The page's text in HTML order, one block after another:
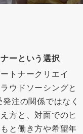
ーという選択
トナークリエイ
ウドソーシングと
注の関係ではなく
方と、対面でのヒ
と働き方や希望年